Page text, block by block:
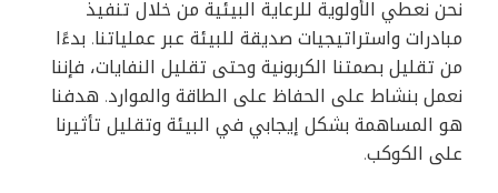
نحن نعطي الأولوية للرعاية البيئية من خلال تنفيذ
مبادرات واستراتيجيات صديقة للبيئة عبر عملياتنا. بدءًا
من تقليل بصمتنا الكربونية وحتى تقليل النفايات، فإننا
نعمل بنشاط على الحفاظ على الطاقة والموارد. هدفنا
هو المساهمة بشكل إيجابي في البيئة وتقليل تأثيرنا
على الكوكب.